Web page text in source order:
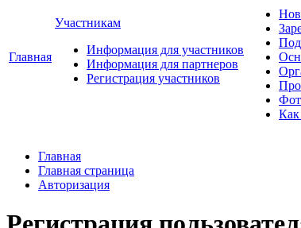
Главная
Участникам
Информация для участников
Информация для партнеров
Регистрация участников
Как
Главная
Главная страница
Авторизация